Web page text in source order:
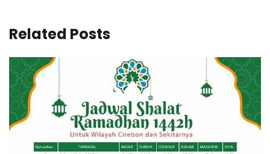
Related Posts